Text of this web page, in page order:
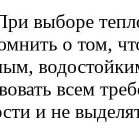
выборе
о том,
всем
и не